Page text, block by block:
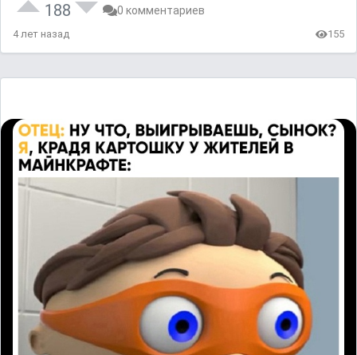
188 0 комментариев
4 лет назад 155